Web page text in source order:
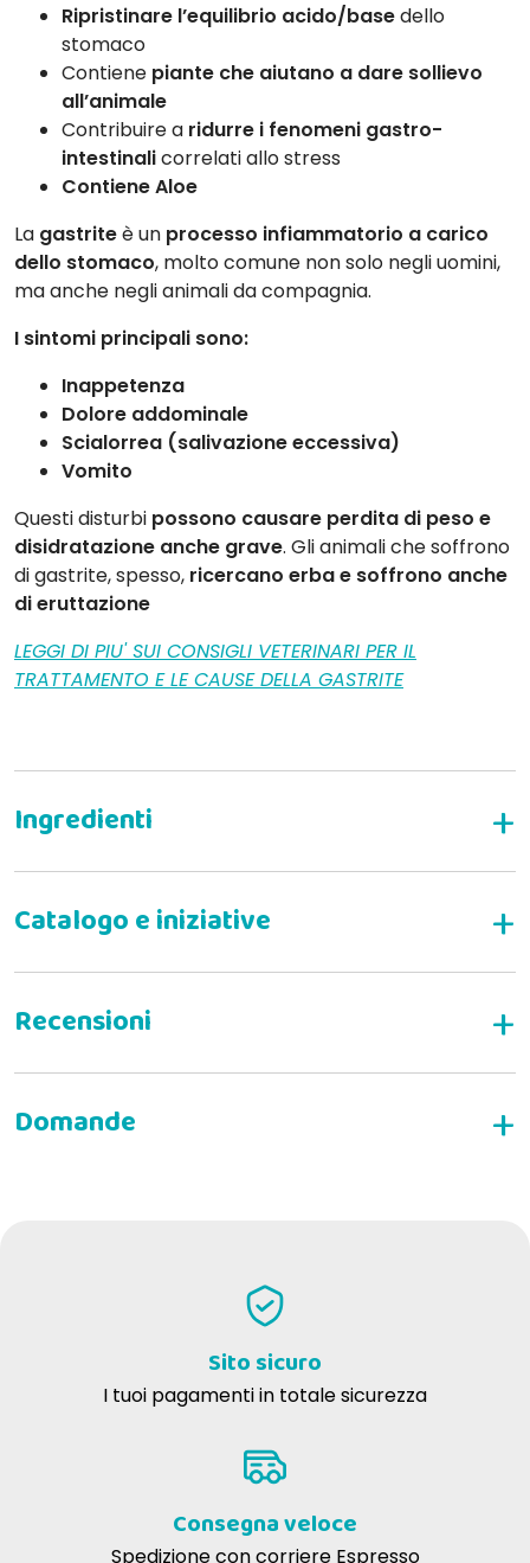
Ripristinare l’equilibrio acido/basedello
stomaco
Contiene piante che aiutano a dare sollievo
all’animale
Contribuire a ridurre i fenomeni gastro-
intestinalicorrelati allo stress
Contiene Aloe
La gastriteè un processo infiammatorio a carico
dello stomaco, molto comune non solo negli uomini,
ma anche negli animali da compagnia.
I sintomi principali sono:
Inappetenza
Dolore addominale
Scialorrea (salivazione eccessiva)
Vomito
Questi disturbi possono causare perdita di peso e
disidratazione anche grave. Gli animali che soffrono
di gastrite, spesso, ricercano erba e soffrono anche
di eruttazione
LEGGI DI PIU' SUI CONSIGLI VETERINARI PER IL
TRATTAMENTO E LE CAUSE DELLA GASTRITE
- Gastrite
- Vomito
Contiene aloe, utile anche in caso di
La gastrite è un processo infiammatorio a carico
dello stomaco
Sito sicuro
I tuoi pagamenti in totale sicurezza
Consegna veloce
Spedizione con corriere Espresso